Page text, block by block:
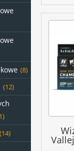
(8)
(12)
(14)